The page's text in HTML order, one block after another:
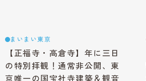
まいまい東京
【正福寺・高倉寺】年に三日
の特別拝観！通常非公開、東
京唯一の国宝社寺建築＆観音